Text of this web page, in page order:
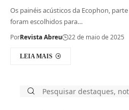
Os painéis acústicos da Ecophon,
foram escolhidos para…
PorRevista Abreu 22 de maio de 2025
LEIA MAIS